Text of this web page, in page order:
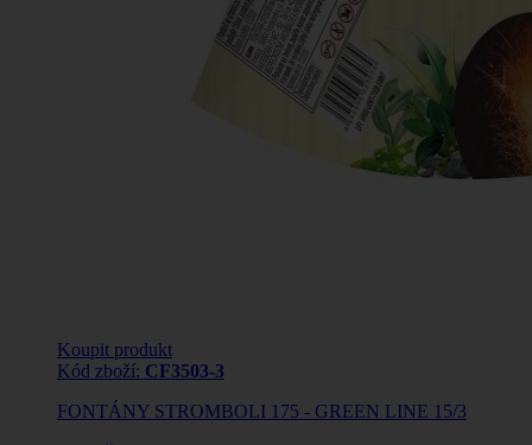
Koupit produkt
Kód zboží: CF3503-3
FONTÁNY STROMBOLI 175 - GREEN LINE 15/3